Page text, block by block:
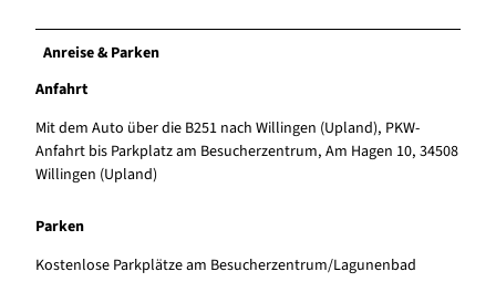
Anreise & Parken
Anfahrt
Mit dem Auto über die B251 nach Willingen (Upland), PKW-
Anfahrt bis Parkplatz am Besucherzentrum, Am Hagen 10, 34508
Willingen (Upland)
Parken
Kostenlose Parkplätze am Besucherzentrum/Lagunenbad